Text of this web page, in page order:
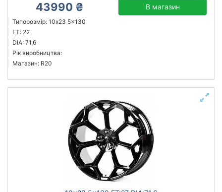
43990 ₴ В магазин
Типорозмір: 10x23 5x130
ET: 22
DIA: 71,6
Рік виробництва:
Магазин: R20
Replica Forged
WS Forged
WSP Italy
Усі бренди
кований
Підібрати